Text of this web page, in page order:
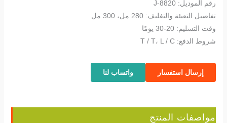
رقم الموديل: J-8820
تفاصيل التعبئة والتغليف: 280 مل، 300 مل
وقت التسليم: 20-30 يومًا
شروط الدفع: T / T، L / C
إرسال استفسار واتساب لنا
مواصفات المنتج